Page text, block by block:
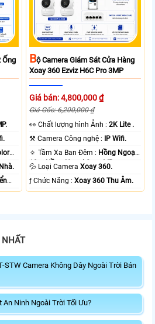
Ống
BỘ Camera Giám Sát Cửa Hàng
Xoay 360 Ezviz H6C Pro 3MP
Giá bán: 4,800,000 ₫
Giá Gốc: 6,200,000 ₫
️👀 Chất lượng hình Ảnh :2K Lite .
⚒ Camera Công nghệ :
IP Wifi.
🔅 Tầm Xa Ban Đêm : Hồng Ngoại
10m Hồng Ngoại Smart IR.
💦 Loại CameraXoay 360.
️ƒ Chức Năng :Xoay 360 Thu Âm.
NHẤT
STW Camera Không Dây Ngoài Trời Bán
Ninh Ngoài Trời Tối Ưu?